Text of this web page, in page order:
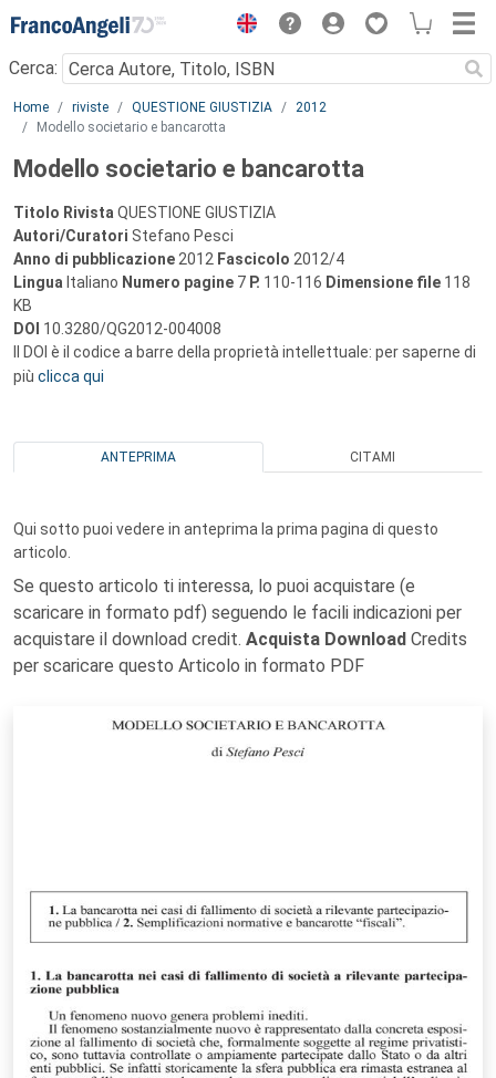
Menu
Cerca:
Main content
Home riviste QUESTIONE GIUSTIZIA
2012
Modello societario e bancarotta
Modello societario e bancarotta
Titolo Rivista QUESTIONE GIUSTIZIA
Autori/Curatori Stefano Pesci
Anno di pubblicazione 2012 Fascicolo 2012/4
Lingua Italiano Numero pagine 7 P. 110-116 Dimensione file 118
KB
DOI 10.3280/QG2012-004008
Il DOI è il codice a barre della proprietà intellettuale: per saperne di
più clicca qui
ANTEPRIMA CITAMI
Qui sotto puoi vedere in anteprima la prima pagina di questo
articolo.
Se questo articolo ti interessa, lo puoi acquistare (e
scaricare in formato pdf) seguendo le facili indicazioni per
acquistare il download credit. Acquista Download Credits
per scaricare questo Articolo in formato PDF